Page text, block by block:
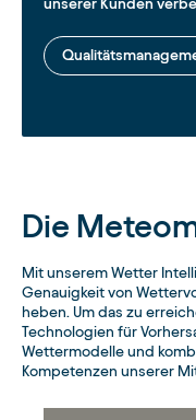
unserer Kunden
Die
Mit unserem Wetter
Genauigkeit von
heben. Um das zu
Technologien für
Wettermodelle und
Kompetenzen unserer